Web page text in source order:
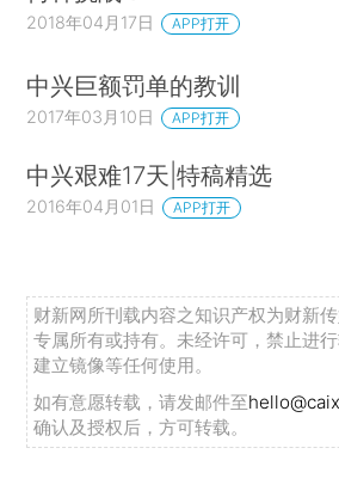
2018年04月17日 APP打开
中兴巨额罚单的教训
2017年03月10日 APP打开
中兴艰难17天|特稿精选
2016年04月01日 APP打开
财新网所刊载内容之知识产权为财新
专属所有或持有。未经许可，禁止进
建立镜像等任何使用。
如有意愿转载，请发邮件至
确认及授权后，方可转载。